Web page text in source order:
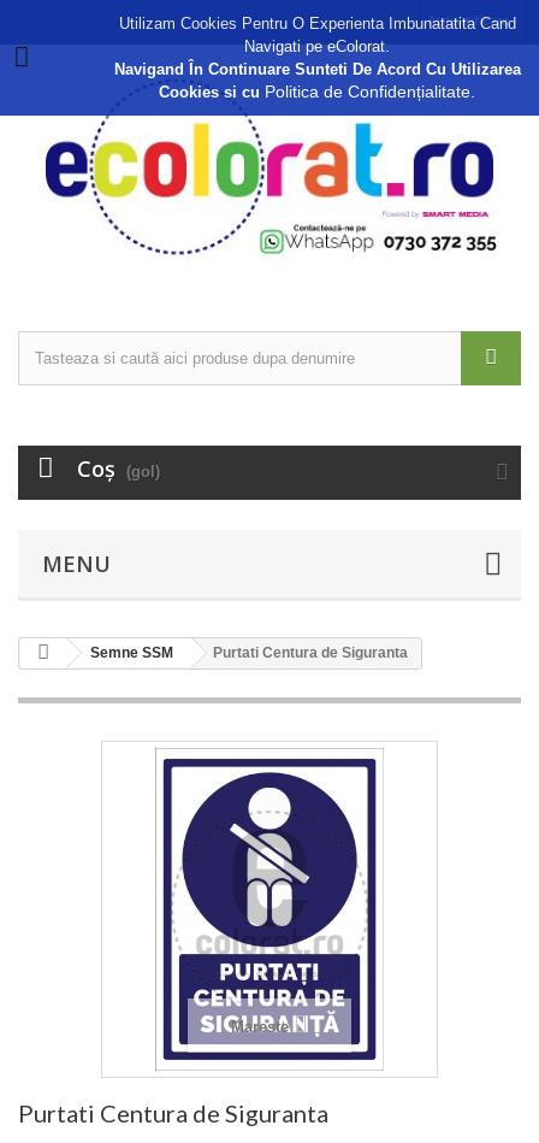
Autentificare
Coş (gol)
MENU
Semne SSM Purtati Centura de Siguranta
Mareste
Purtati Centura de Siguranta
Utilizam Cookies Pentru O Experienta Imbunatatita Cand
Navigati pe eColorat.
Navigand În Continuare Sunteti De Acord Cu Utilizarea
Cookies si cu Politica de Confidențialitate.